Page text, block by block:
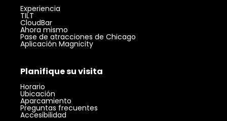
Experiencia
TILT
CloudBar
Ahora mismo
Pase de atracciones de Chicago
Aplicación Magnicity
Planifique su visita
Horario
Ubicación
Aparcamiento
Preguntas frecuentes
Accesibilidad